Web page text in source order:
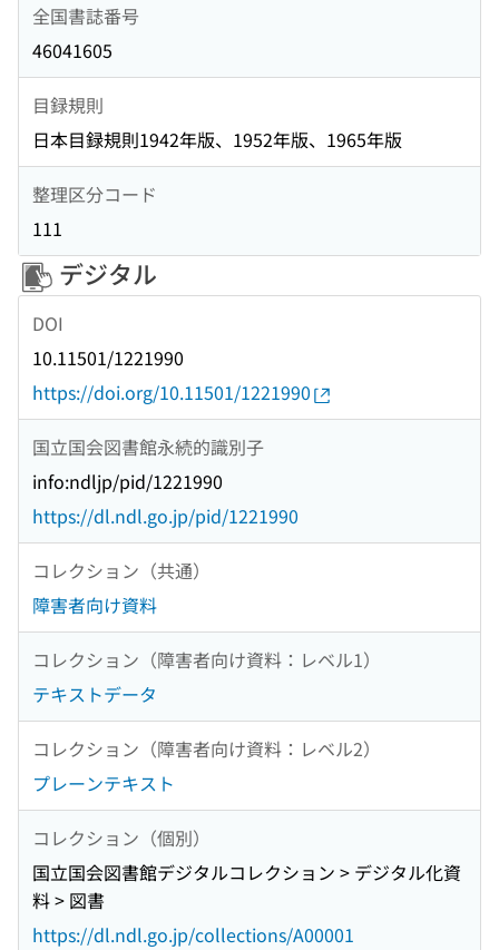
全国書誌番号
46041605
目録規則
日本目録規則1942年版、1952年版、1965年版
整理区分コード
111
デジタル
DOI
10.11501/1221990
https://doi.org/10.11501/1221990
国立国会図書館永続的識別子
info:ndljp/pid/1221990
https://dl.ndl.go.jp/pid/1221990
コレクション（共通）
障害者向け資料
コレクション（障害者向け資料：レベル1）
テキストデータ
コレクション（障害者向け資料：レベル2）
プレーンテキスト
コレクション（個別）
国立国会図書館デジタルコレクション > デジタル化資
料 > 図書
https://dl.ndl.go.jp/collections/A00001